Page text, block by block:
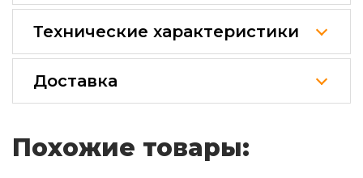
Технические характеристики
Доставка
Похожие товары: